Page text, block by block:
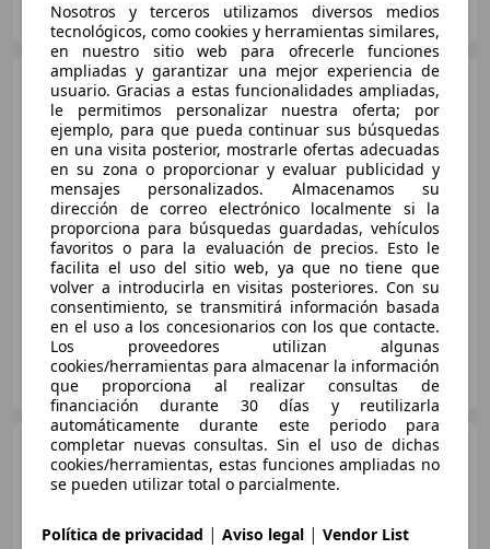
ES-08192 sant quirze del valles
MAN TGE TGE 3.180 Fg. Extra
Largo Extra Alto 3.5t Aut. 4x4 177
€ 98.000
Sin comparación
07/2023 5.100 km Diésel 130 kW (177 CV)
Particular
ES-35240 Ingenio
MAN TGE3.180 Chasis DCb
Standard 3.5t Aut. 177
Nosotros y terceros utilizamos diversos medios
tecnológicos, como cookies y herramientas similares,
en nuestro sitio web para ofrecerle funciones
ampliadas y garantizar una mejor experiencia de
usuario. Gracias a estas funcionalidades ampliadas,
le permitimos personalizar nuestra oferta; por
ejemplo, para que pueda continuar sus búsquedas
en una visita posterior, mostrarle ofertas adecuadas
en su zona o proporcionar y evaluar publicidad y
mensajes personalizados. Almacenamos su
dirección de correo electrónico localmente si la
proporciona para búsquedas guardadas, vehículos
favoritos o para la evaluación de precios. Esto le
facilita el uso del sitio web, ya que no tiene que
volver a introducirla en visitas posteriores. Con su
consentimiento, se transmitirá información basada
en el uso a los concesionarios con los que contacte.
Los proveedores utilizan algunas
cookies/herramientas para almacenar la información
que proporciona al realizar consultas de
financiación durante 30 días y reutilizarla
automáticamente durante este periodo para
completar nuevas consultas. Sin el uso de dichas
cookies/herramientas, estas funciones ampliadas no
se pueden utilizar total o parcialmente.
Política de privacidad | Aviso legal | Vendor List